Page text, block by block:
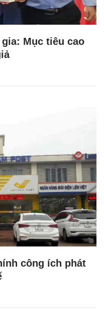
Mục tiêu cao
công ích phát